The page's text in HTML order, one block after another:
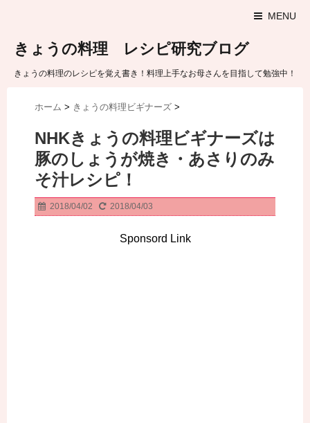
MENU
きょうの料理 レシピ研究ブログ
きょうの料理のレシピを覚え書き！料理上手なお母さんを目指して勉強中！
ホーム > きょうの料理ビギナーズ >
NHKきょうの料理ビギナーズは
豚のしょうが焼き・あさりのみ
そ汁レシピ！
2018/04/02 2018/04/03
Sponsord Link